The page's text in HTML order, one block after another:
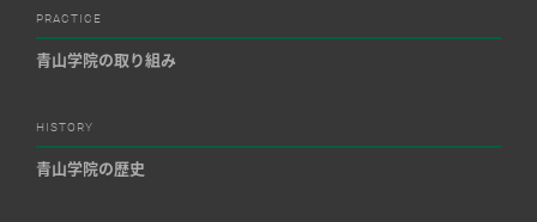
PRACTICE
青山学院の取り組み
HISTORY
青山学院の歴史